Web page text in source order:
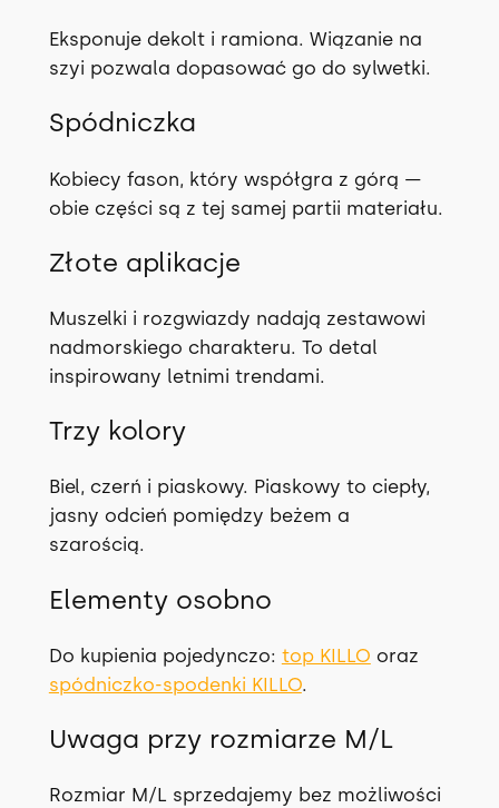
Eksponuje dekolt i ramiona. Wiązanie na
szyi pozwala dopasować go do sylwetki.
Spódniczka
Kobiecy fason, który współgra z górą —
obie części są z tej samej partii materiału.
Złote aplikacje
Muszelki i rozgwiazdy nadają zestawowi
nadmorskiego charakteru. To detal
inspirowany letnimi trendami.
Trzy kolory
Biel, czerń i piaskowy. Piaskowy to ciepły,
jasny odcień pomiędzy beżem a
szarością.
Elementy osobno
Do kupienia pojedynczo: top KILLO oraz
spódniczko-spodenki KILLO.
Uwaga przy rozmiarze M/L
Rozmiar M/L sprzedajemy bez możliwości